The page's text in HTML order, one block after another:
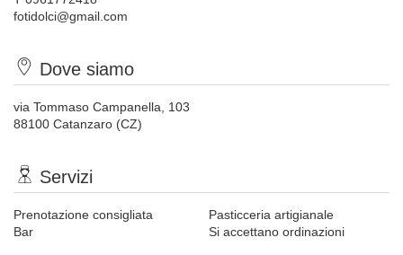
fotidolci@gmail.com
Dove siamo
via Tommaso Campanella, 103
88100 Catanzaro (CZ)
Servizi
Prenotazione consigliata
Bar
Pasticceria artigianale
Si accettano ordinazioni